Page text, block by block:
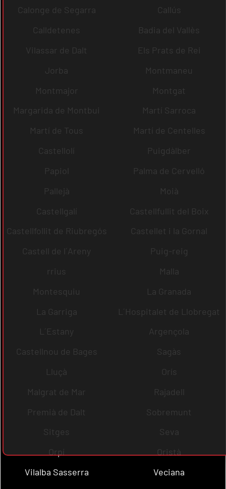
Calonge de Segarra
Callús
Calldetenes
Badia del Vallès
Vilassar de Dalt
Els Prats de Rei
Jorba
Montmaneu
Montmajor
Montgat
Margarida de Montbui
Martí Sarroca
Martí de Tous
Martí de Centelles
Castellolí
Puigdàlber
Papiol
Palma de Cervelló
Pallejà
Moià
Castellgalí
Castellfullit del Boix
Castellfollit de Riubregós
Castellet i la Gornal
Castell de l´Areny
Puig-reig
rrius
Malla
Montesquiu
La Granada
La Garriga
L´Hospitalet de Llobregat
L´Estany
Argençola
Castellnou de Bages
Sagàs
Lluçà
Orís
Malgrat de Mar
Rajadell
Premià de Dalt
Sobremunt
Sitges
Seva
Orpí
Oristà
Vilalba Sasserra
Veciana